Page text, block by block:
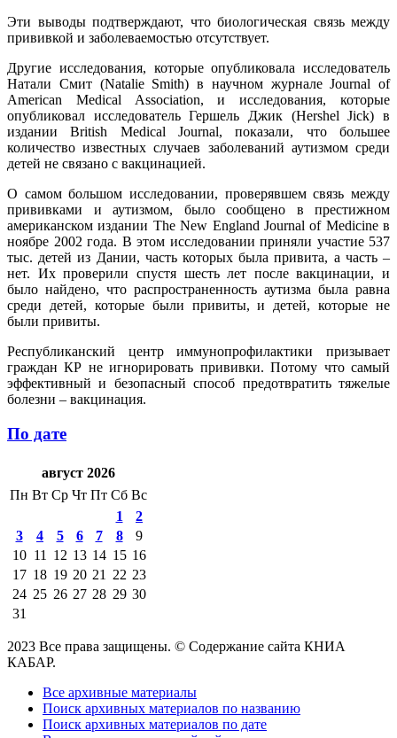
Эти выводы подтверждают, что биологическая связь между
прививкой и заболеваемостью отсутствует.
Другие исследования, которые опубликовала исследователь
Натали Смит (Natalie Smith) в научном журнале Journal of
American Medical Association, и исследования, которые
опубликовал исследователь Гершель Джик (Hershel Jick) в
издании British Medical Journal, показали, что большее
количество известных случаев заболеваний аутизмом среди
детей не связано с вакцинацией.
О самом большом исследовании, проверявшем связь между
прививками и аутизмом, было сообщено в престижном
американском издании The New England Journal of Medicine в
ноябре 2002 года. В этом исследовании приняли участие 537
тыс. детей из Дании, часть которых была привита, а часть –
нет. Их проверили спустя шесть лет после вакцинации, и
было найдено, что распространенность аутизма была равна
среди детей, которые были привиты, и детей, которые не
были привиты.
Республиканский центр иммунопрофилактики призывает
граждан КР не игнорировать прививки. Потому что самый
эффективный и безопасный способ предотвратить тяжелые
болезни – вакцинация.
По дате
август 2026
Пн Вт Ср Чт Пт Сб Вс
1
2
3
4 5 6 7 8
9
10 11 12 13 14 15 16
17 18 19 20 21 22 23
24 25 26 27 28 29 30
31
2023 Все права защищены. © Содержание сайта КНИА
КАБАР.
Все архивные материалы
Поиск архивных материалов по названию
Поиск архивных материалов по дате